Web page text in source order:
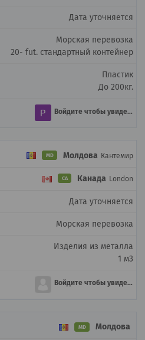
Дата уточняется
Морская перевозка
20- fut. стандартный контейнер
Пластик
До 200кг.
Войдите чтобы увидеть
MD Молдова Кантемир
CA Канада London
Дата уточняется
Морская перевозка
Изделия из металла
1 м3
Войдите чтобы увидеть
MD Молдова